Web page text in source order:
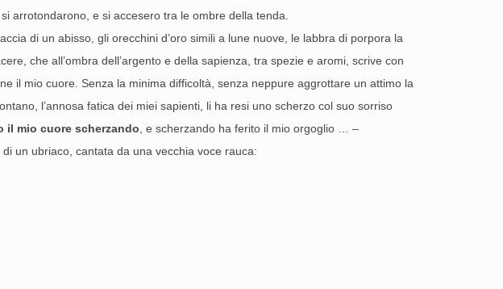
arrotondarono, e si accesero tra le ombre della tenda.
di un abisso, gli orecchini d’oro simili a lune nuove, le labbra di porpora la
che all’ombra dell’argento e della sapienza, tra spezie e aromi, scrive con
il mio cuore. Senza la minima difficoltà, senza neppure aggrottare un attimo la
l’annosa fatica dei miei sapienti, li ha resi uno scherzo col suo sorriso
il mio cuore scherzando , e scherzando ha ferito il mio orgoglio … –
un ubriaco, cantata da una vecchia voce rauca: